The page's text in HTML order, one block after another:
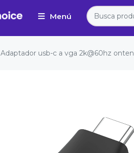
Adaptador usb-c a vga 2k@60hz onten